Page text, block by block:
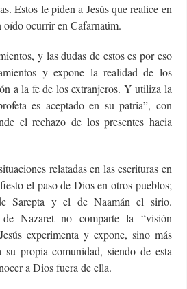
Estos le piden a Jesús que realice en
oído ocurrir en Cafarnaúm.
y las dudas de estos es por eso
y expone la realidad de los
a la fe de los extranjeros. Y utiliza la
es aceptado en su patria”, con
el rechazo de los presentes hacia
relatadas en las escrituras en
el paso de Dios en otros pueblos;
Sarepta y el de Naamán el sirio.
Nazaret no comparte la “visión
experimenta y expone, sino más
propia comunidad, siendo de esta
a Dios fuera de ella.